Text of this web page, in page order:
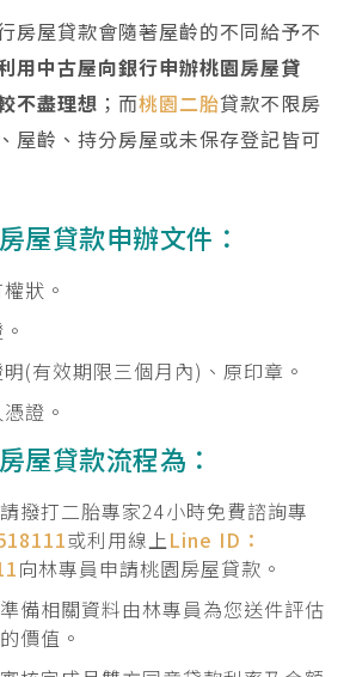
房屋貸款會隨著屋齡的不同給予不
用中古屋向銀行申辦桃園房屋貸
不盡理想 ；而桃園二胎貸款不限房
屋齡、持分房屋或未保存登記皆可
屋貸款申辦文件：
狀。
(有效期限三個月內)、原印章。
證。
屋貸款流程為：
撥打二胎專家24小時免費諮詢專
或利用線上Line ID：
向林專員申請桃園房屋貸款。
備相關資料由林專員為您送件評估
價值。